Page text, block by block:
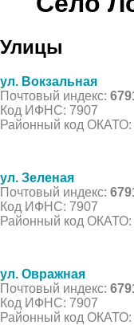
Улицы
ул. Вокзальная
Почтовый индекс:
Код ИФНС: 7907
Районный код ОКАТО:
ул. Зеленая
Почтовый индекс:
Код ИФНС: 7907
Районный код ОКАТО:
ул. Овражная
Почтовый индекс:
Код ИФНС: 7907
Районный код ОКАТО: